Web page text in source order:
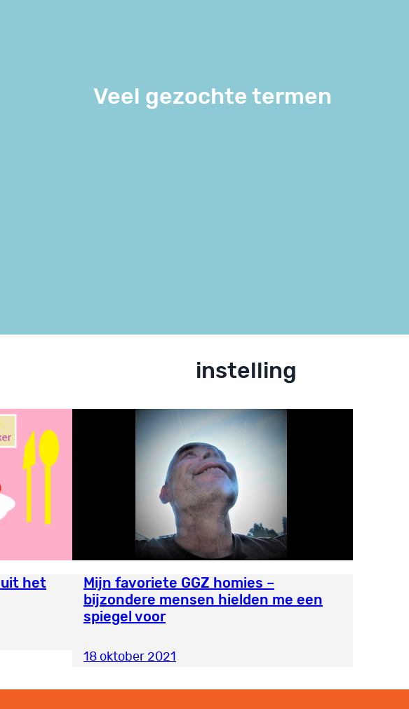
Veel gezochte termen
instelling
uit het
Mijn favoriete GGZ homies –
bijzondere mensen hielden me een
spiegel voor
18 oktober 2021